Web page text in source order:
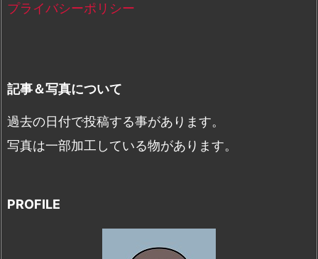
プライバシーポリシー
記事＆写真について
過去の日付で投稿する事があります。
写真は一部加工している物があります。
PROFILE